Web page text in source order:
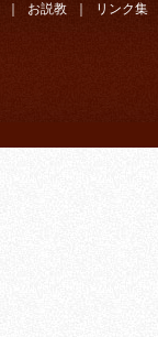
お説教 リンク集